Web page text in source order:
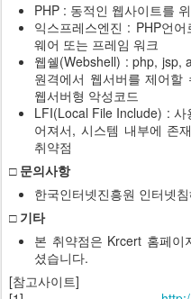
PHP : 동적인 웹사이트를
익스프레스엔진 : PHP언
웨어 또는 프레임 워크
웹쉘(Webshell) : php, jsp,
원격에서 웹서버를 제어
웹서버형 악성코드
LFI(Local File Include) :
어져서, 시스템 내부에 존
취약점
□ 문의사항
한국인터넷진흥원 인터넷
□ 기타
본 취약점은 Krcert 홈페이
셨습니다.
[참고사이트]